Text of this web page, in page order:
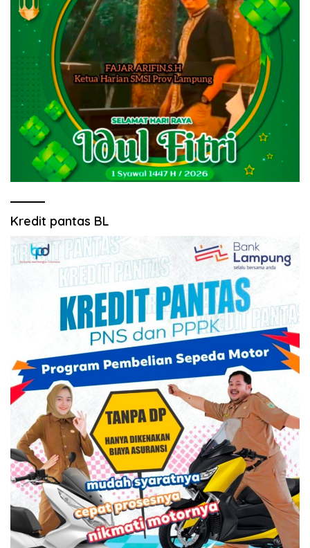
Kredit pantas BL